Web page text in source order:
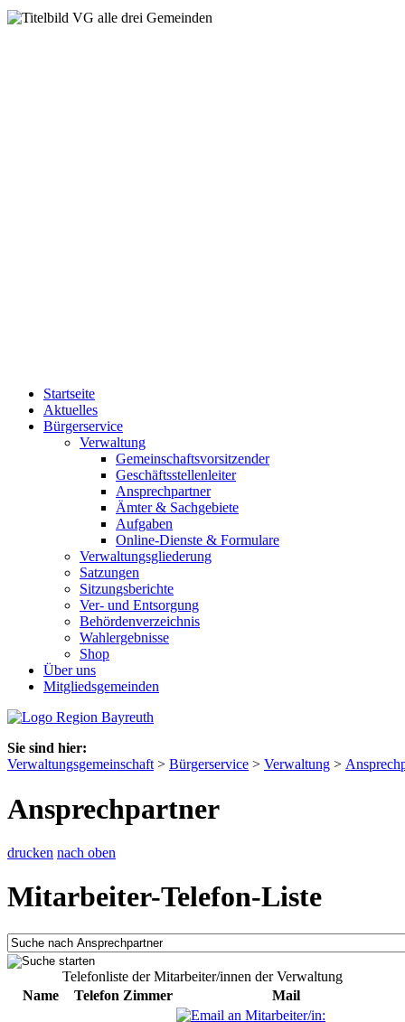
Startseite
Aktuelles
Bürgerservice
Verwaltung
Gemeinschaftsvorsitzender
Geschäftsstellenleiter
Ansprechpartner
Ämter & Sachgebiete
Aufgaben
Online-Dienste & Formulare
Verwaltungsgliederung
Satzungen
Sitzungsberichte
Ver- und Entsorgung
Behördenverzeichnis
Wahlergebnisse
Shop
Über uns
Mitgliedsgemeinden
Sie sind hier:
Verwaltungsgemeinschaft > Bürgerservice > Verwaltung >
Ansprechpartner
drucken nach oben
Mitarbeiter-Telefon-Liste
Telefonliste der Mitarbeiter/innen der Verwaltung
Name
Telefon Zimmer Mail